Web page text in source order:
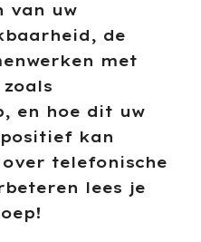
van uw
de
met
en hoe dit uw
kan
telefonische
lees je